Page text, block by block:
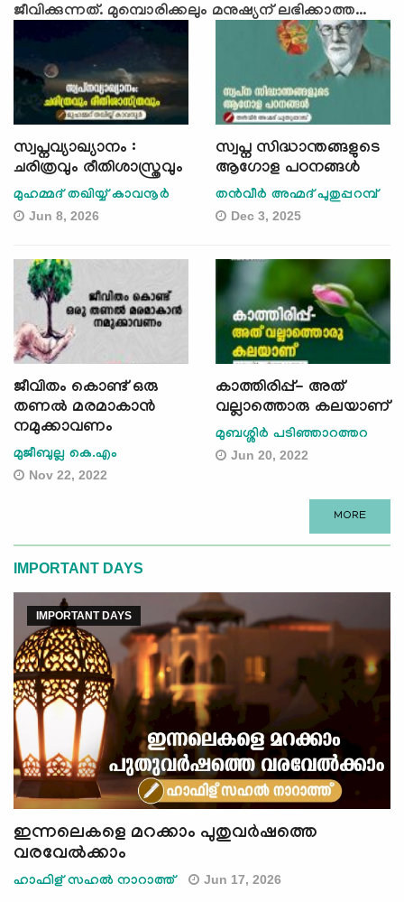
ജീവിക്കുന്നത്. മുമ്പൊരിക്കലും മനുഷ്യന് ലഭിക്കാത്ത...
സ്വപ്നവ്യാഖ്യാനം :
ചരിത്രവും രീതിശാസ്ത്രവും
മുഹമ്മദ് തഖിയ്യ് കാവനൂർ
Jun 8, 2026
സ്വപ്ന സിദ്ധാന്തങ്ങളുടെ
ആഗോള പഠനങ്ങൾ
തന്‍വീര്‍ അഹ്മദ് പുതുപ്പറമ്പ്
Dec 3, 2025
ജീവിതം കൊണ്ട് ഒരു
തണൽ മരമാകാൻ
നമുക്കാവണം
മുജീബുല്ല കെ.എം
Nov 22, 2022
കാത്തിരിപ്പ്- അത്
വല്ലാത്തൊരു കലയാണ്
മുബശ്ശിര്‍ പടിഞ്ഞാറത്തറ
Jun 20, 2022
MORE
IMPORTANT DAYS
IMPORTANT DAYS
ഇന്നലെകളെ മറക്കാം പുതുവര്‍ഷത്തെ
വരവേല്‍ക്കാം
ഹാഫിള് സഹൽ നാറാത്ത് Jun 17, 2026